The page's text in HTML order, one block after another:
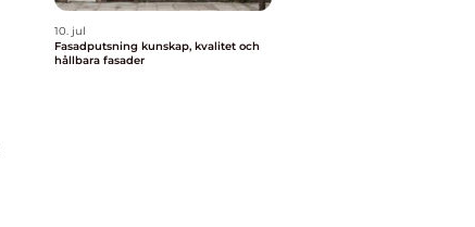
10. jul
Fasadputsning kunskap, kvalitet och
hållbara fasader